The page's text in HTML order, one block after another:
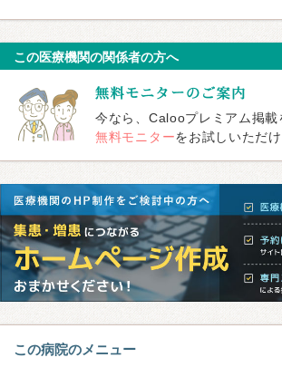
この医療機関の関係者の方へ
今なら、Calooプレミアム掲載
無料モニターをお試しいただけ
この病院のメニュー